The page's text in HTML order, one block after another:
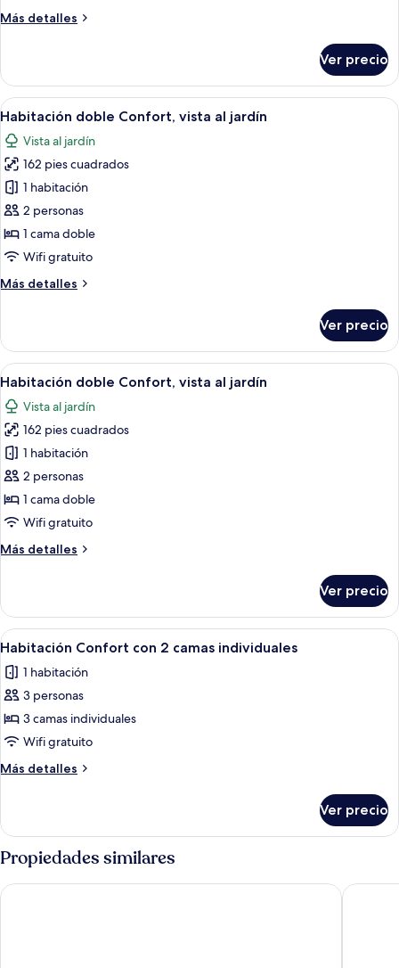
jardín
Más detalles
Más
Confort,
vista
al
jardín
Ver precio
Abrir
todas
las
fotos
de
Habitación
doble
Confort,
al
Un dormitorio con cama,
1
Habitación doble Confort, vista al jardín
Vista al jardín
162 pies cuadrados
1 habitación
2 personas
1 cama doble
Wifi gratuito
Más detalles
Más
doble
Confort,
vista
jardín
Ver precio
Abrir
todas
las
fotos
de
Habitación
doble
Confort,
al
Un dormitorio con cama, cabecera,
1
Habitación doble Confort, vista al jardín
Vista al jardín
162 pies cuadrados
1 habitación
2 personas
1 cama doble
Wifi gratuito
Más detalles
Más
doble
Confort,
vista
jardín
Ver precio
Abrir
todas
las
fotos
de
Habitación
Confort
con
camas
individuales
Una habitación pequeña y limpia
1
Habitación Confort con 2 camas individuales
1 habitación
3 personas
3 camas individuales
Wifi gratuito
Más detalles
Más
Confort
con
2
camas
individuales
Ver precio
Propiedades similares
Residence Yasmina Hotel